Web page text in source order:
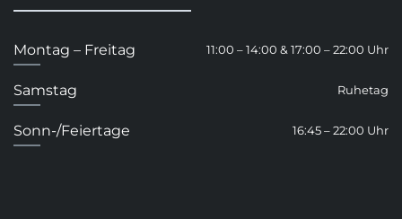
Montag – Freitag 11:00 – 14:00 & 17:00 – 22:00 Uhr
Samstag Ruhetag
Sonn-/Feiertage 16:45 – 22:00 Uhr